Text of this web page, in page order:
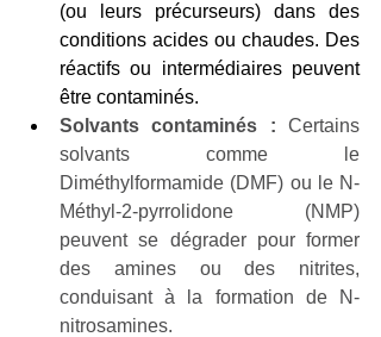
(ou leurs précurseurs) dans des
conditions acides ou chaudes. Des
réactifs ou intermédiaires peuvent
être contaminés.
Solvants contaminés : Certains
solvants comme le
Diméthylformamide (DMF) ou le N-
Méthyl-2-pyrrolidone (NMP)
peuvent se dégrader pour former
des amines ou des nitrites,
conduisant à la formation de N-
nitrosamines.